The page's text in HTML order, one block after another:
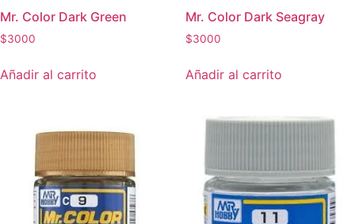
Mr. Color Dark Green
$3000
Añadir al carrito
Mr. Color Dark Seagray
$3000
Añadir al carrito